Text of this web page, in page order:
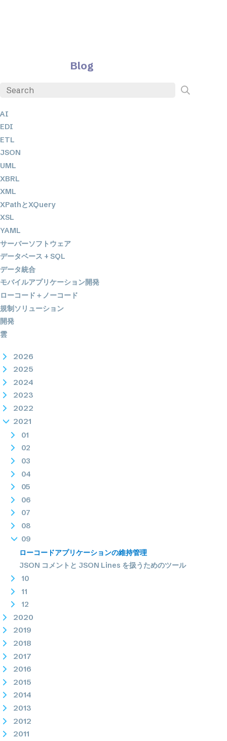
Blog
AI
EDI
ETL
JSON
UML
XBRL
XML
XPathとXQuery
XSL
YAML
サーバーソフトウェア
データベース + SQL
データ統合
モバイルアプリケーション開発
ローコード＋ノーコード
規制ソリューション
開発
雲
2026
2025
2024
2023
2022
2021
01
02
03
04
05
06
07
08
09
ローコードアプリケーションの維持管理
JSON コメントと JSON Lines を扱うためのツール
10
11
12
2020
2019
2018
2017
2016
2015
2014
2013
2012
2011